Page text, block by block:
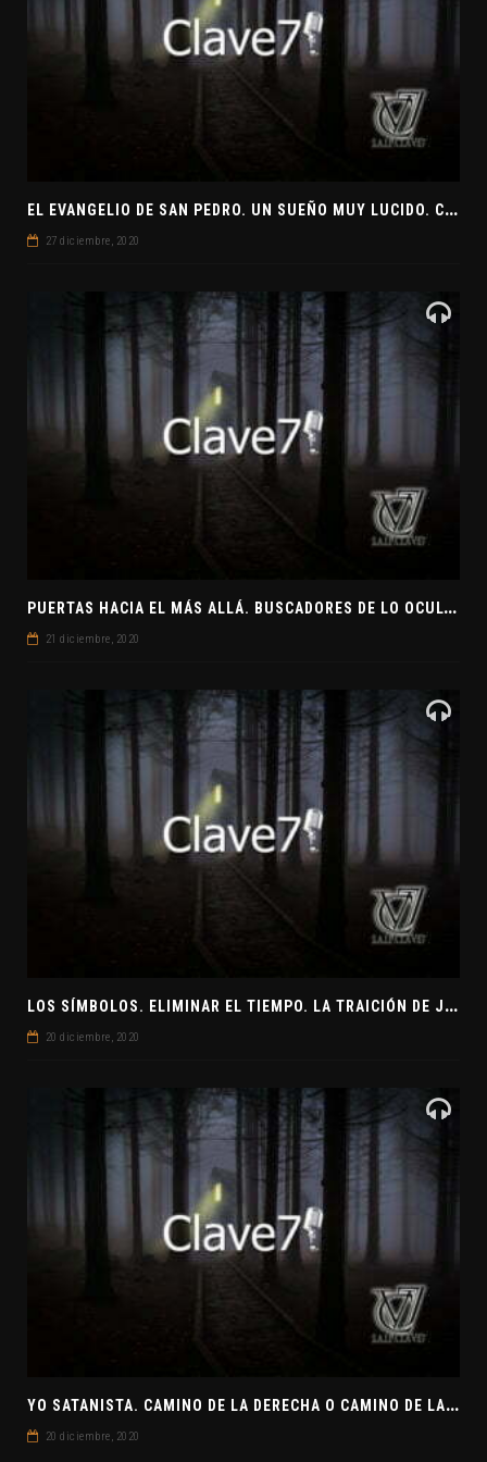
E
L EVANGELIO DE SAN PEDRO. UN SUEÑO MUY LUCIDO. CLAVE7 NEWS ¿PREPARADOS PARA UNA VISITA EXTRATERRESTRE?
27 diciembre, 2020
P
UERTAS HACIA EL MÁS ALLÁ. BUSCADORES DE LO OCULTO. EL PENSAMIENTO ABSTRACTO. EVANGELIOS APÓCRIFOS
21 diciembre, 2020
L
OS SÍMBOLOS. ELIMINAR EL TIEMPO. LA TRAICIÓN DE JUDAS
20 diciembre, 2020
Y
O SATANISTA. CAMINO DE LA DERECHA O CAMINO DE LA IZQUIERDA. CLAVE7 NEWS
20 diciembre, 2020